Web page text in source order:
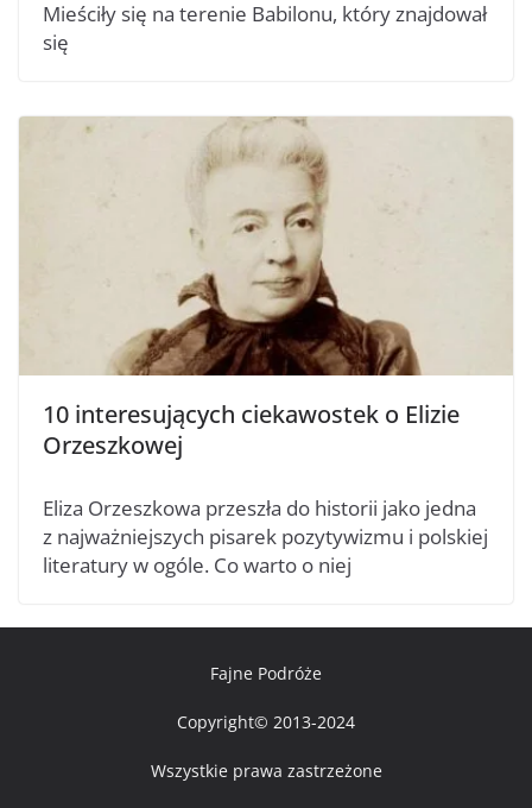
Mieściły się na terenie Babilonu, który znajdował
się
10 interesujących ciekawostek o Elizie
Orzeszkowej
Eliza Orzeszkowa przeszła do historii jako jedna
z najważniejszych pisarek pozytywizmu i polskiej
literatury w ogóle. Co warto o niej
Fajne Podróże
Copyright© 2013-2024
Wszystkie prawa zastrzeżone